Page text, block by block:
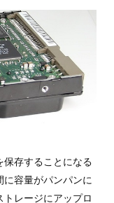
存することになる
容量がパンパンに
レージにアップロ